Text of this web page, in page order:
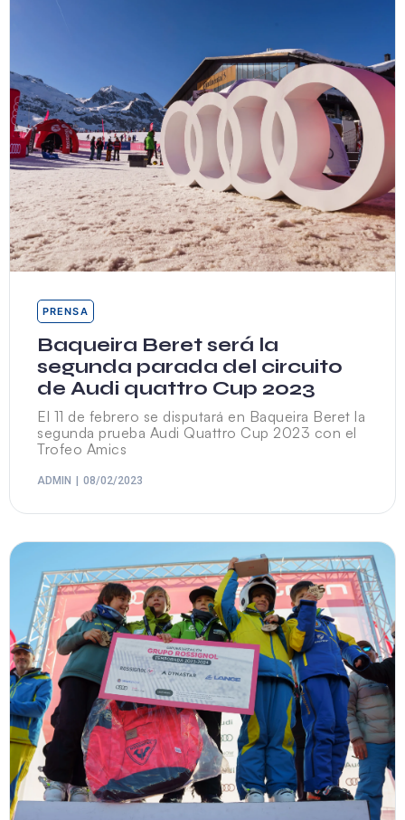
PRENSA
Baqueira Beret será la
segunda parada del circuito
de Audi quattro Cup 2023
El 11 de febrero se disputará en Baqueira Beret la
segunda prueba Audi Quattro Cup 2023 con el
Trofeo Amics
ADMIN 08/02/2023